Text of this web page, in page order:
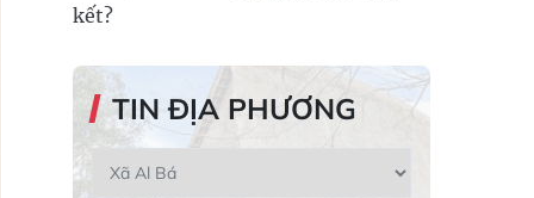
kết?
TIN ĐỊA PHƯƠNG